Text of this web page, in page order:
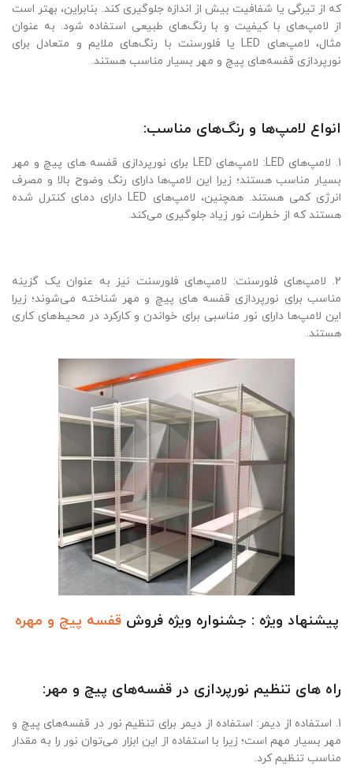
که از تیرگی یا شفافیت بیش از اندازه جلوگیری کند. بنابراین، بهتر است
از لامپ‌های با کیفیت و با رنگ‌های طبیعی استفاده شود. به عنوان
مثال، لامپ‌های LED یا فلورسنت با رنگ‌های ملایم و متعادل برای
نورپردازی قفسه‌های پیچ و مهر بسیار مناسب هستند.
انواع لامپ‌ها و رنگ‌های مناسب:
1. لامپ‌های LED: لامپ‌های LED برای نورپردازی قفسه‌ های پیچ و مهر
بسیار مناسب هستند؛ زیرا این لامپ‌ها دارای رنگ وضوح بالا و مصرف
انرژی کمی هستند. همچنین، لامپ‌های LED دارای دمای کنترل شده
هستند که از خطرات نور زیاد جلوگیری می‌کند.
2. لامپ‌های فلورسنت: لامپ‌های فلورسنت نیز به عنوان یک گزینه
مناسب برای نورپردازی قفسه‌ های پیچ و مهر شناخته می‌شوند؛ زیرا
این لامپ‌ها دارای نور مناسبی برای خواندن و کارکرد در محیط‌های کاری
هستند.
پیشنهاد ویژه : جشنواره ویژه فروشقفسه پیچ و مهره
راه‌ های تنظیم نورپردازی در قفسه‌های پیچ و مهر:
1. استفاده از دیمر: استفاده از دیمر برای تنظیم نور در قفسه‌های پیچ و
مهر بسیار مهم است؛ زیرا با استفاده از این ابزار می‌توان نور را به مقدار
مناسب تنظیم کرد.